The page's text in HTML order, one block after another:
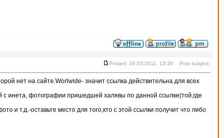
Posted: 16.03.2011, 13:26 Post subject:
нет на сайте.Worlwide- значит ссылка действительна для всех
инета, фотографии пришедшей халявы по данной ссылке(той,где
и т.д.-оставьте место для того,кто с этой ссылки получит что либо